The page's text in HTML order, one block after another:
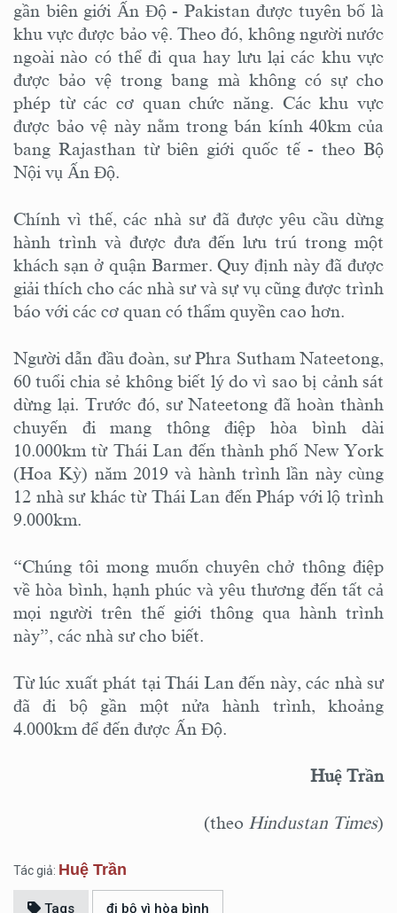
gần biên giới Ấn Độ - Pakistan được tuyên bố là
khu vực được bảo vệ. Theo đó, không người nước
ngoài nào có thể đi qua hay lưu lại các khu vực
được bảo vệ trong bang mà không có sự cho
phép từ các cơ quan chức năng. Các khu vực
được bảo vệ này nằm trong bán kính 40km của
bang Rajasthan từ biên giới quốc tế - theo Bộ
Nội vụ Ấn Độ.
Chính vì thế, các nhà sư đã được yêu cầu dừng
hành trình và được đưa đến lưu trú trong một
khách sạn ở quận Barmer. Quy định này đã được
giải thích cho các nhà sư và sự vụ cũng được trình
báo với các cơ quan có thẩm quyền cao hơn.
Người dẫn đầu đoàn, sư Phra Sutham Nateetong,
60 tuổi chia sẻ không biết lý do vì sao bị cảnh sát
dừng lại. Trước đó, sư Nateetong đã hoàn thành
chuyến đi mang thông điệp hòa bình dài
10.000km từ Thái Lan đến thành phố New York
(Hoa Kỳ) năm 2019 và hành trình lần này cùng
12 nhà sư khác từ Thái Lan đến Pháp với lộ trình
9.000km.
“Chúng tôi mong muốn chuyên chở thông điệp
về hòa bình, hạnh phúc và yêu thương đến tất cả
mọi người trên thế giới thông qua hành trình
này”, các nhà sư cho biết.
Từ lúc xuất phát tại Thái Lan đến này, các nhà sư
đã đi bộ gần một nửa hành trình, khoảng
4.000km để đến được Ấn Độ.
Huệ Trần
(theo Hindustan Times)
Tác giả: Huệ Trần
Tags đi bộ vì hòa bình